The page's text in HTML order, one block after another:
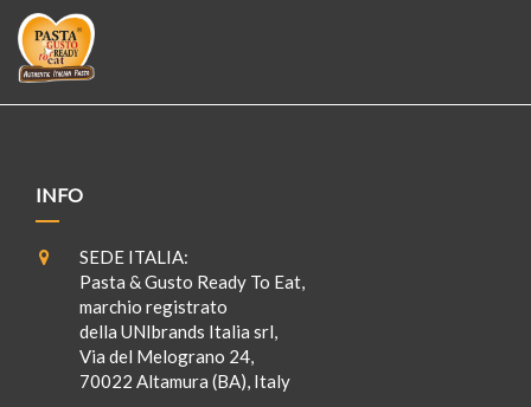
INFO
SEDE ITALIA:
Pasta & Gusto Ready To Eat,
marchio registrato
della UNIbrands Italia srl,
Via del Melograno 24,
70022 Altamura (BA), Italy